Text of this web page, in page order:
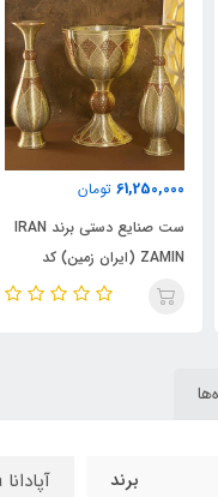
61,250,000 تومان
ست صنایع دستی برند IRAN
ZAMIN (ایران زمین) کد
50202
برند آپادانا Apadana